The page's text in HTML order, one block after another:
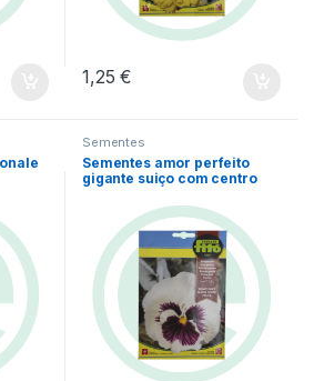
1,25€
Sementes
Sementes amor perfeito
gigante suiço com centro